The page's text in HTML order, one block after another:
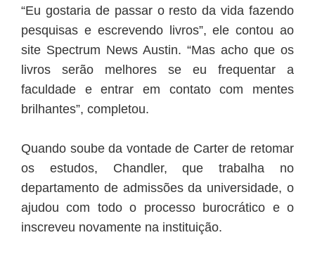
“Eu gostaria de passar o resto da vida fazendo
pesquisas e escrevendo livros”, ele contou ao
site Spectrum News Austin. “Mas acho que os
livros serão melhores se eu frequentar a
faculdade e entrar em contato com mentes
brilhantes”, completou.
Quando soube da vontade de Carter de retomar
os estudos, Chandler, que trabalha no
departamento de admissões da universidade, o
ajudou com todo o processo burocrático e o
inscreveu novamente na instituição.